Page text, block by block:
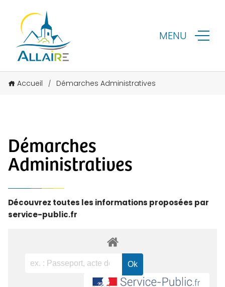
MENU
Accueil / Démarches Administratives
Démarches
Administratives
Découvrez toutes les informations proposées par
service-public.fr